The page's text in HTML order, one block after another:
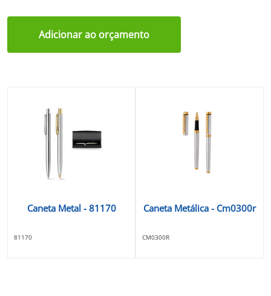
Adicionar ao orçamento
Caneta Metal - 81170
81170
Caneta Metálica - Cm0300r
CM0300R